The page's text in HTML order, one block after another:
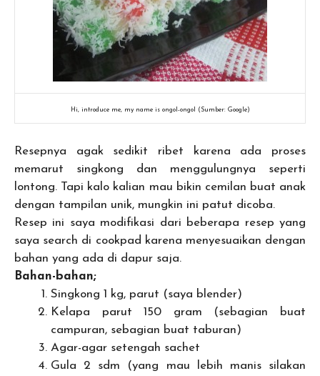
Hi, introduce me, my name is ongol-ongol (Sumber: Google)
Resepnya agak sedikit ribet karena ada proses
memarut singkong dan menggulungnya seperti
lontong. Tapi kalo kalian mau bikin cemilan buat anak
dengan tampilan unik, mungkin ini patut dicoba.
Resep ini saya modifikasi dari beberapa resep yang
saya search di cookpad karena menyesuaikan dengan
bahan yang ada di dapur saja.
Bahan-bahan;
Singkong 1 kg, parut (saya blender)
Kelapa parut 150 gram (sebagian buat
campuran, sebagian buat taburan)
Agar-agar setengah sachet
Gula 2 sdm (yang mau lebih manis silakan